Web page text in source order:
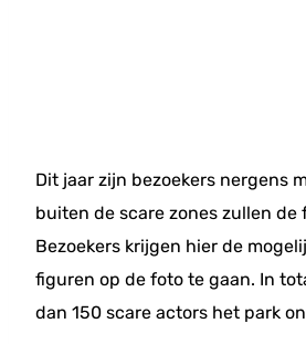
Dit jaar zijn bezoekers nergens
buiten de scare zones zullen de
Bezoekers krijgen hier de
figuren op de foto te gaan. In
dan 150 scare actors het park